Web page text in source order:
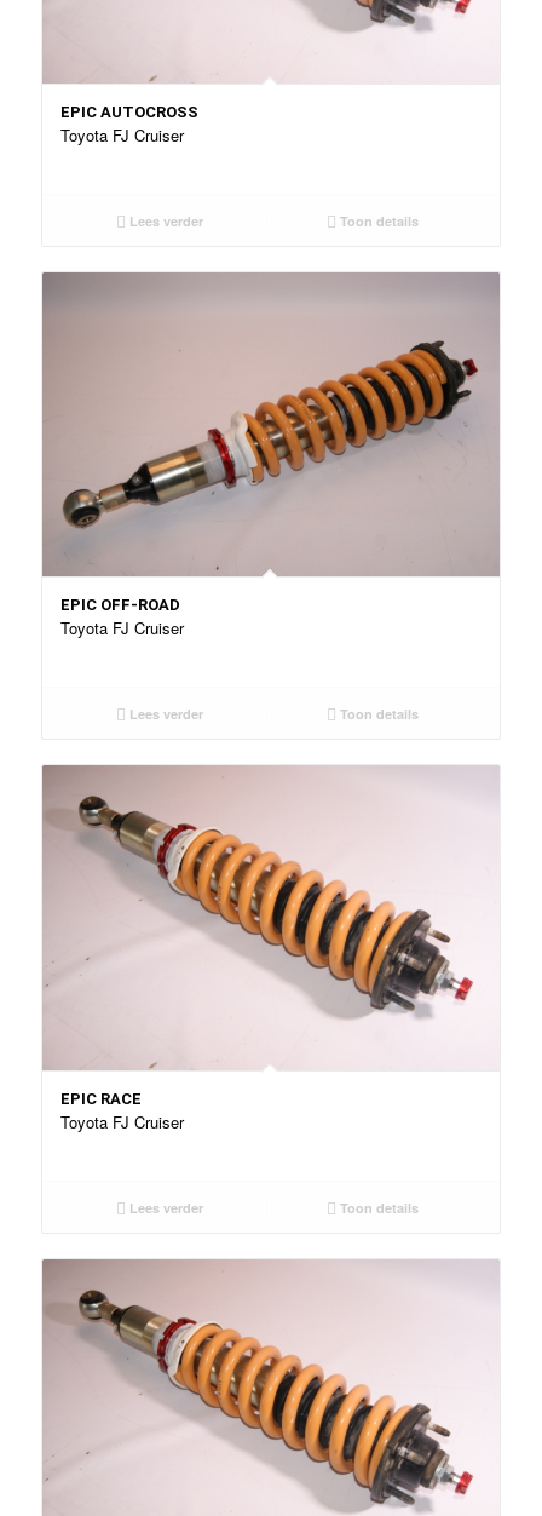
EPIC AUTOCROSS
Toyota FJ Cruiser
Lees verder Toon details
EPIC OFF-ROAD
Toyota FJ Cruiser
Lees verder Toon details
EPIC RACE
Toyota FJ Cruiser
Lees verder Toon details